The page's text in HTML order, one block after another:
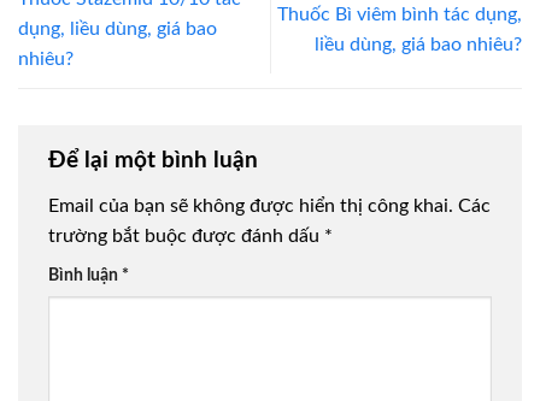
dụng, liều dùng, giá bao
nhiêu?
Thuốc Bì viêm bình tác dụng,
liều dùng, giá bao nhiêu?
Để lại một bình luận
Email của bạn sẽ không được hiển thị công khai. Các
trường bắt buộc được đánh dấu *
Bình luận *